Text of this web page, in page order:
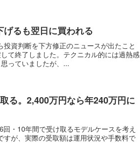
るも翌日に買われる
資判断を下方修正のニュースが出たこと
て終了しました。テクニカル的には過熱感
っていましたが、...
る。2,400万円なら年240万円に
・10年間で受け取るモデルケースを考え
が、実際の受取額は運用状況や手数料で